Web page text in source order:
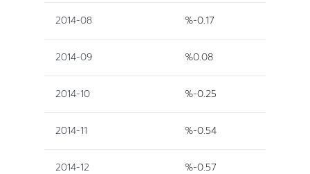
2014-08 %-0.17
2014-09 %0.08
2014-10 %-0.25
2014-11 %-0.54
2014-12 %-0.57